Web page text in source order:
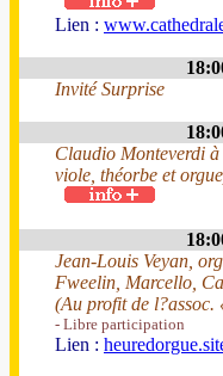
Lien :
Invité Surprise
Claudio Monteverdi à
viole, théorbe et
Jean-Louis Veyan,
Fweelin, Marcello,
(Au profit de l?assoc.
- Libre participation
Lien :